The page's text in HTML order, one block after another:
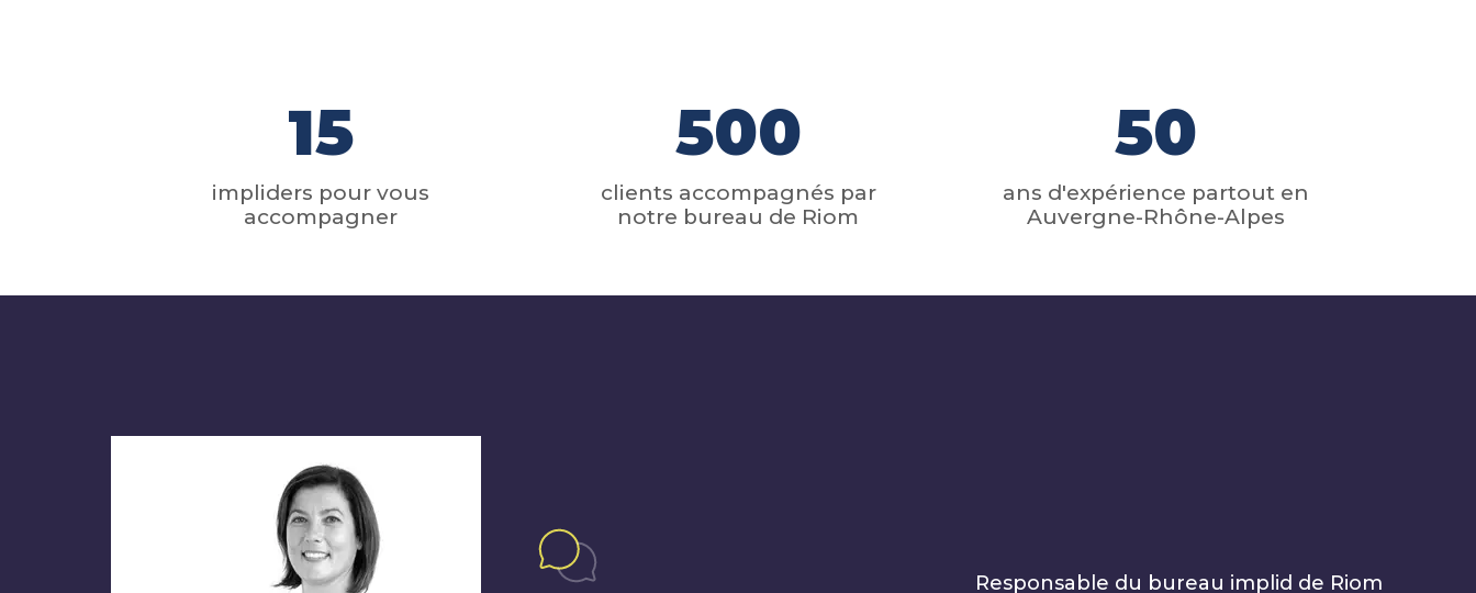
15
impliders pour vous
accompagner
500
clients accompagnés par
notre bureau de Riom
50
ans d'expérience partout en
Auvergne-Rhône-Alpes
Responsable du bureau implid de Riom